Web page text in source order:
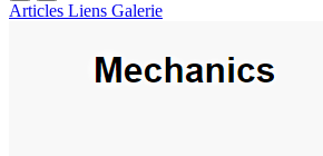
Articles Liens Galerie